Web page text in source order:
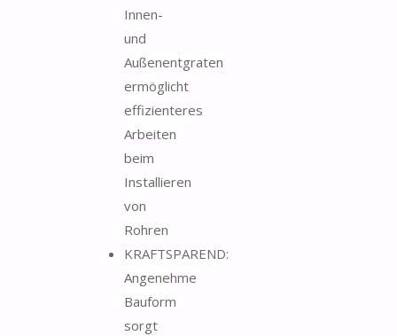
Innen-
und
Außenentgraten
ermöglicht
effizienteres
Arbeiten
beim
Installieren
von
Rohren
KRAFTSPAREND:
Angenehme
Bauform
sorgt